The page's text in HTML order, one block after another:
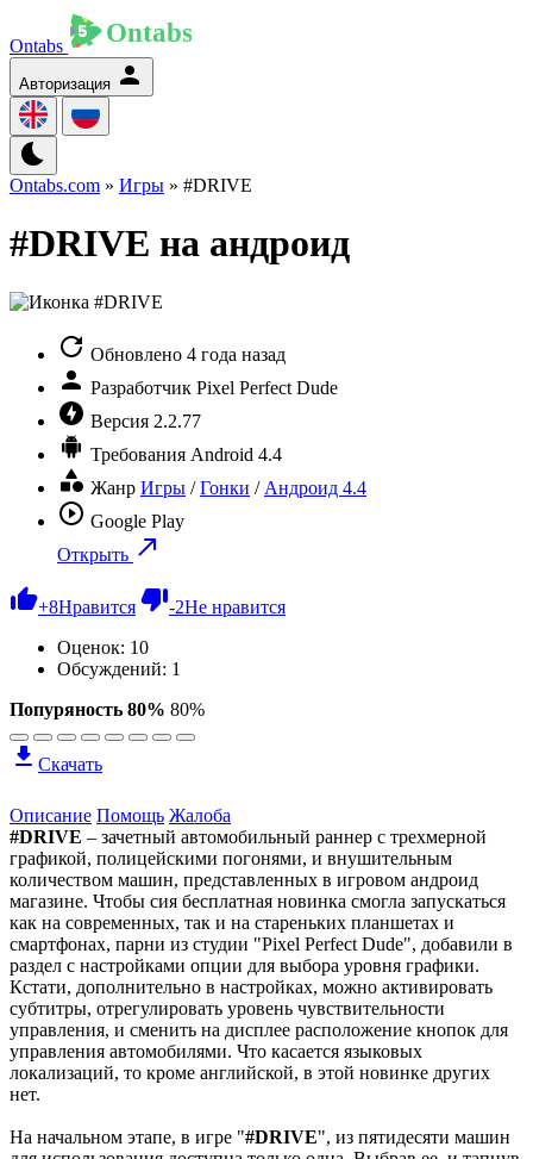
Ontabs
Авторизация
Ontabs.com » Игры » #DRIVE
#DRIVE на андроид
Обновлено 4 года назад
Разработчик Pixel Perfect Dude
Версия 2.2.77
Требования Android 4.4
Жанр Игры /Гонки / Андроид 4.4
Google Play
Открыть
+8Нравится -2Не нравится
Оценок: 10
Обсуждений: 1
Попуряность 80% 80%
Скачать
Описание Помощь Жалоба
#DRIVE – зачетный автомобильный раннер с трехмерной
графикой, полицейскими погонями, и внушительным
количеством машин, представленных в игровом андроид
магазине. Чтобы сия бесплатная новинка смогла запускаться
как на современных, так и на стареньких планшетах и
смартфонах, парни из студии "Pixel Perfect Dude", добавили в
раздел с настройками опции для выбора уровня графики.
Кстати, дополнительно в настройках, можно активировать
субтитры, отрегулировать уровень чувствительности
управления, и сменить на дисплее расположение кнопок для
управления автомобилями. Что касается языковых
локализаций, то кроме английской, в этой новинке других
нет.
На начальном этапе, в игре "#DRIVE", из пятидесяти машин